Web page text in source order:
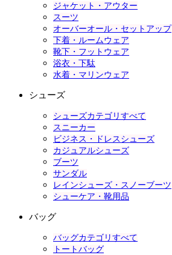
ジャケット・アウター
スーツ
オーバーオール・セットアップ
下着・ルームウェア
靴下・フットウェア
浴衣・下駄
水着・マリンウェア
シューズ
シューズカテゴリすべて
スニーカー
ビジネス・ドレスシューズ
カジュアルシューズ
ブーツ
サンダル
レインシューズ・スノーブーツ
シューケア・靴用品
バッグ
バッグカテゴリすべて
トートバッグ